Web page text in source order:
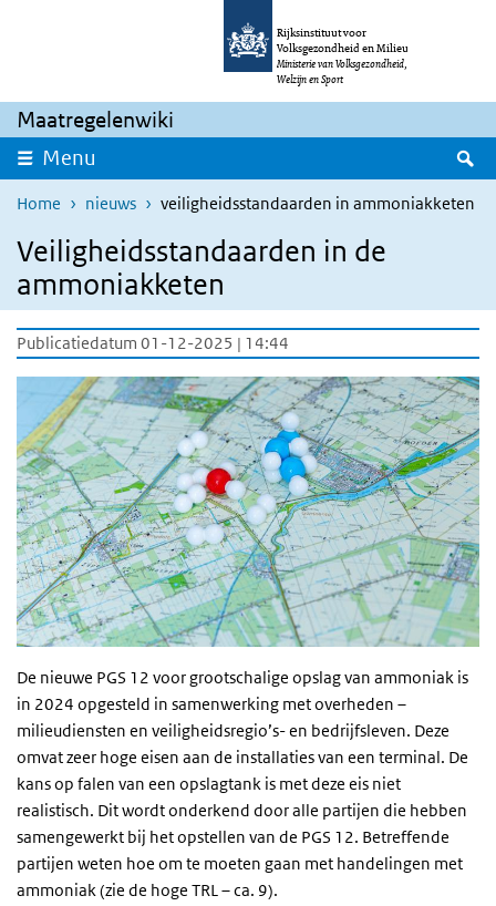
Overslaan en naar de inhoud gaan
Rijksinstituut voor
Volksgezondheid en Milieu
Ministerie van Volksgezondheid,
Welzijn en Sport
Maatregelenwiki
Menu
Home nieuws veiligheidsstandaarden in ammoniakketen
Veiligheidsstandaarden in de
ammoniakketen
Publicatiedatum 01-12-2025 | 14:44
De nieuwe PGS 12 voor grootschalige opslag van ammoniak is
in 2024 opgesteld in samenwerking met overheden –
milieudiensten en veiligheidsregio’s- en bedrijfsleven. Deze
omvat zeer hoge eisen aan de installaties van een terminal. De
kans op falen van een opslagtank is met deze eis niet
realistisch. Dit wordt onderkend door alle partijen die hebben
samengewerkt bij het opstellen van de PGS 12. Betreffende
partijen weten hoe om te moeten gaan met handelingen met
ammoniak (zie de hoge TRL – ca. 9).